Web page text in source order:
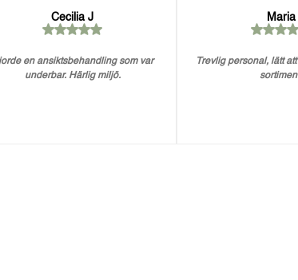
Cecilia J
en ansiktsbehandling som var
underbar. Härlig miljö.
Maria
Trevlig personal, lätt